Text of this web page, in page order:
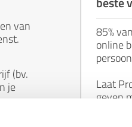
van
(bv.
je
85%
online
Laat
geven